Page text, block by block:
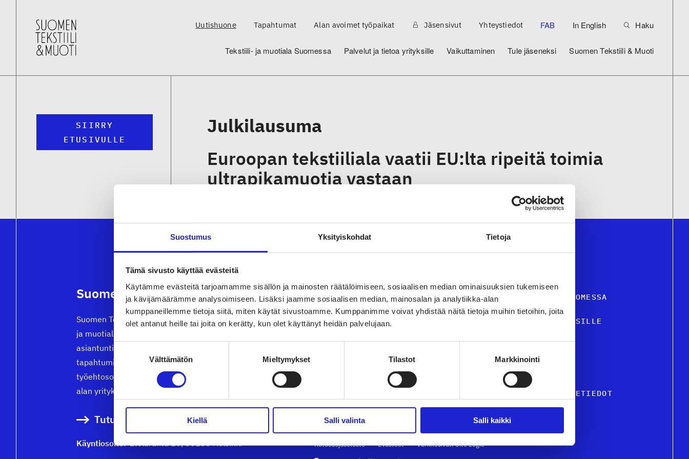
Suostumus Yksityiskohdat Tietoja
Tämä sivusto käyttää evästeitä
Käytämme evästeitä tarjoamamme sisällön ja mainosten räätälöimiseen, sosiaalisen median ominaisuuksien tukemiseen
ja kävijämäärämme analysoimiseen. Lisäksi jaamme sosiaalisen median, mainosalan ja analytiikka-alan
kumppaneillemme tietoja siitä, miten käytät sivustoamme. Kumppanimme voivat yhdistää näitä tietoja muihin tietoihin, joita
olet antanut heille tai joita on kerätty, kun olet käyttänyt heidän palvelujaan.
valinta
Välttämätön Mieltymykset Tilastot Markkinointi
Kiellä Salli valinta Salli kaikki
Uutishuone Tapahtumat Alan avoimet työpaikat Jäsensivut Yhteystiedot FAB In English Haku
Tekstiili- ja muotiala Suomessa Palvelut ja tietoa yrityksille Vaikuttaminen Tule jäseneksi Suomen Tekstiili & Muoti
SIIRRY
ETUSIVULLE
Julkilausuma
Euroopan tekstiiliala vaatii EU:lta ripeitä toimia
ultrapikamuotia vastaan
Suomen Tekstiili & Muoti ry
Suomen Tekstiili & Muoti ry on tekstiili-, vaate-
ja muotialan yritysten etujärjestö, joka tarjoaa
asiantuntijapalveluita, koulutusta ja
tapahtumia. Neuvottelemme
työehtosopimukset, joita noudattavat kaikki
alan yritykset.
Tutustu meihin tarkemmin
Käyntiosoite: Eteläranta 10, 00130 Helsinki
TAPAHTUMAT
UUTISHUONE
AVOIMET TYÖPAIKAT
TULE JÄSENEKSI
TEKSTIILI- JA MUOTIALA SUOMESSA
PALVELUT JA TIETOA YRITYKSILLE
TUTUSTU JÄSENYRITYKSIIMME
VAIKUTTAMINEN
LIITON HENKILÖSTÖ & OSOITETIEDOT
Tietosuojaseloste Evästeet
Verkkosivut: Site Logic